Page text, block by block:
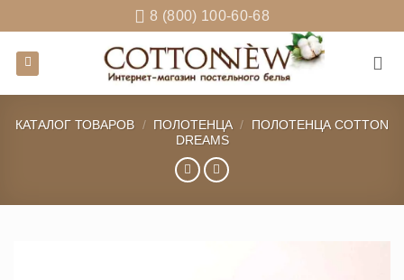
to
content
8 (800) 100-60-68
КАТАЛОГ ТОВАРОВ / ПОЛОТЕНЦА /
ПОЛОТЕНЦА COTTON
DREAMS